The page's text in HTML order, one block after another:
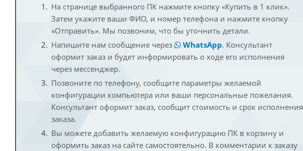
На странице выбранного ПК нажмите кнопку «Купить в 1 клик».
Затем укажите ваши ФИО, и номер телефона и нажмите кнопку
«Отправить». Мы позвоним, что бы уточнить детали.
Напишите нам сообщение через
WhatsApp. Консультант
оформит заказ и будет информировать о ходе его исполнения
через мессенджер.
Позвоните по телефону, сообщите параметры желаемой
конфигурации компьютера или ваши персональные пожелания.
Консультант оформит заказ, сообщит стоимость и срок исполнения
заказа.
Вы можете добавить желаемую конфигурацию ПК в корзину и
оформить заказ на сайте самостоятельно. В комментарии к заказу